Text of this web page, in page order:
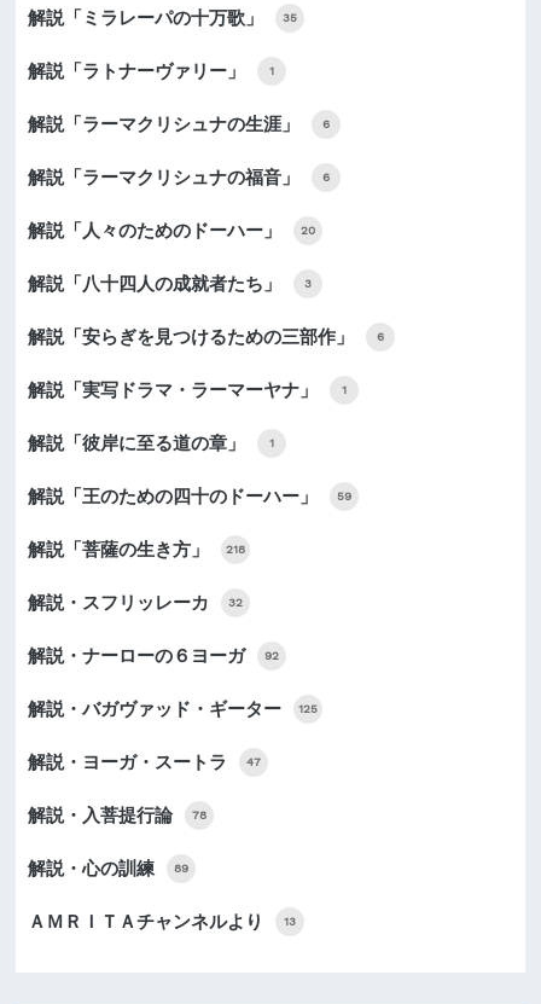
解説「ミラレーパの十万歌」 35
解説「ラトナーヴァリー」 1
解説「ラーマクリシュナの生涯」 6
解説「ラーマクリシュナの福音」 6
解説「人々のためのドーハー」 20
解説「八十四人の成就者たち」 3
解説「安らぎを見つけるための三部作」 6
解説「実写ドラマ・ラーマーヤナ」 1
解説「彼岸に至る道の章」 1
解説「王のための四十のドーハー」 59
解説「菩薩の生き方」 218
解説・スフリッレーカ 32
解説・ナーローの６ヨーガ 92
解説・バガヴァッド・ギーター 125
解説・ヨーガ・スートラ 47
解説・入菩提行論 78
解説・心の訓練 89
ＡＭＲＩＴＡチャンネルより 13